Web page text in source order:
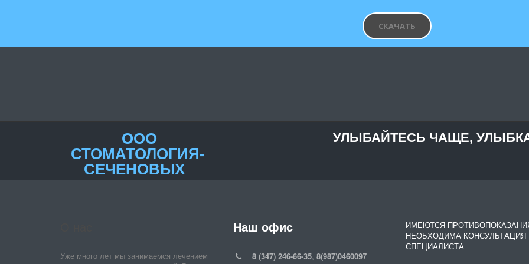
СКАЧАТЬ
ООО
СТОМАТОЛОГИЯ­­
СЕЧЕНОВЫХ
УЛЫБАЙТЕСЬ ЧАЩЕ,
Уже много лет мы занимаемся лечением
Наш офис
8 (347) 246-66-35, 8(987)0460097
ИМЕЮТСЯ
НЕОБХОДИМА КОНСУЛЬТАЦИЯ
СПЕЦИАЛИСТА.